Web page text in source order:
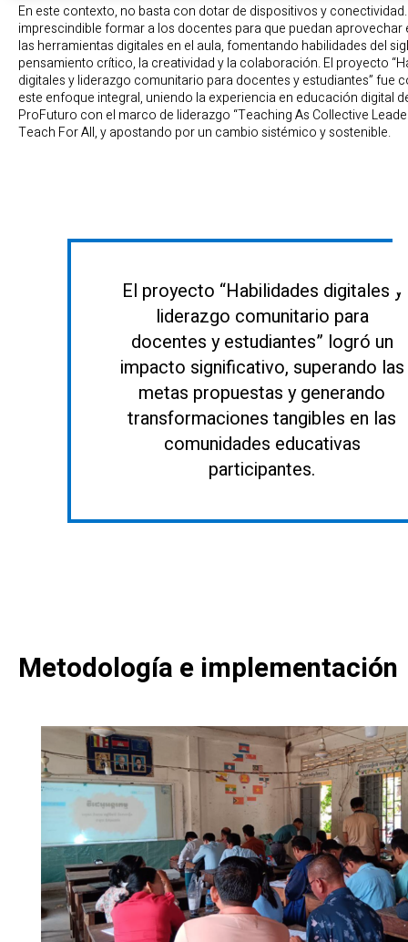
En este contexto, no basta con dotar de dispositivos y
imprescindible formar a los docentes para que puedan aprovechar
las herramientas digitales en el aula, fomentando habilidades del
pensamiento crítico, la creatividad y la colaboración. El proyecto
digitales y liderazgo comunitario para docentes y estudiantes” fue
este enfoque integral, uniendo la experiencia en educación digital
ProFuturo con el marco de liderazgo “Teaching As Collective
Teach For All, y apostando por un cambio sistémico y sostenible.
El proyecto “Habilidades digitales y
liderazgo comunitario para
docentes y estudiantes” logró un
impacto significativo, superando las
metas propuestas y generando
transformaciones tangibles en las
comunidades educativas
participantes.
Metodología e implementación